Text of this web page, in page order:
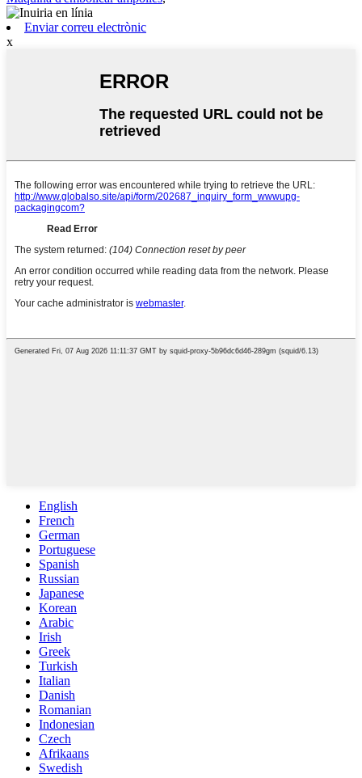
Enviar correu electrònic
x
English
French
German
Portuguese
Spanish
Russian
Japanese
Korean
Arabic
Irish
Greek
Turkish
Italian
Danish
Romanian
Indonesian
Czech
Afrikaans
Swedish